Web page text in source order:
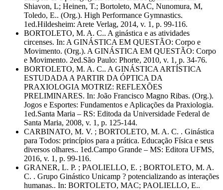
Shiavon, L; Heinen, T.; Bortoleto, MAC, Nunomura, M,
Toledo, E.. (Org.). High Performance Gymnastics.
1ed.Hildesheim: Arete Verlag, 2014, v. 1, p. 99-116.
BORTOLETO, M. A. C.. A ginástica e as atividades
circenses. In: A GINÁSTICA EM QUESTÃO: Corpo e
Movimento. (Org.). A GINÁSTICA EM QUESTÃO: Corpo
e Movimento. 2ed.São Paulo: Phorte, 2010, v. 1, p. 34-76.
BORTOLETO, M. A. C.. A GINÁSTICA ARTÍSTICA
ESTUDADA A PARTIR DA ÓPTICA DA
PRAXIOLOGIA MOTRIZ: REFLEXÕES
PRELIMINARES. In: João Francisco Magno Ribas. (Org.).
Jogos e Esportes: Fundamentos e Aplicações da Praxiologia.
1ed.Santa Maria – RS: Editoda da Universidade Federal de
Santa Maria, 2008, v. 1, p. 125-144.
CARBINATO, M. V. ; BORTOLETO, M. A. C. . Ginástica
para Todos: princípios para a prática. Educação Física e seus
diversos olhares.. 1ed.Campo Grande – MS: Editora UFMS,
2016, v. 1, p. 99-116.
GRANER, L. P. ; PAOLIELLO, E. ; BORTOLETO, M. A.
C. . Grupo Ginástico Unicamp ? potencializando as interações
humanas.. In: BORTOLETO, MAC; PAOLIELLO, E..